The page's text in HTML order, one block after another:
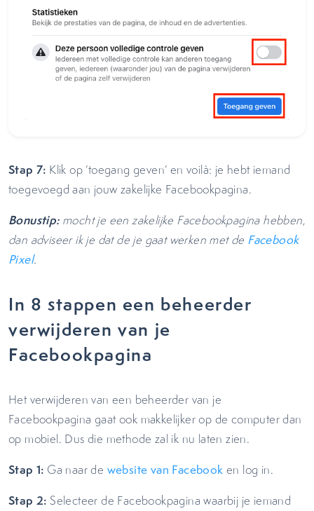
Stap 7: Klik op ‘toegang geven’ en voilà: je hebt iemand
toegevoegd aan jouw zakelijke Facebookpagina.
Bonustip:mocht je een zakelijke Facebookpagina hebben,
dan adviseer ik je dat de je gaat werken met de Facebook
Pixel.
In 8 stappen een beheerder
verwijderen van je
Facebookpagina
Het verwijderen van een beheerder van je
Facebookpagina gaat ook makkelijker op de computer dan
op mobiel. Dus die methode zal ik nu laten zien.
Stap 1: Ga naar de website van Facebook en log in.
Stap 2: Selecteer de Facebookpagina waarbij je iemand